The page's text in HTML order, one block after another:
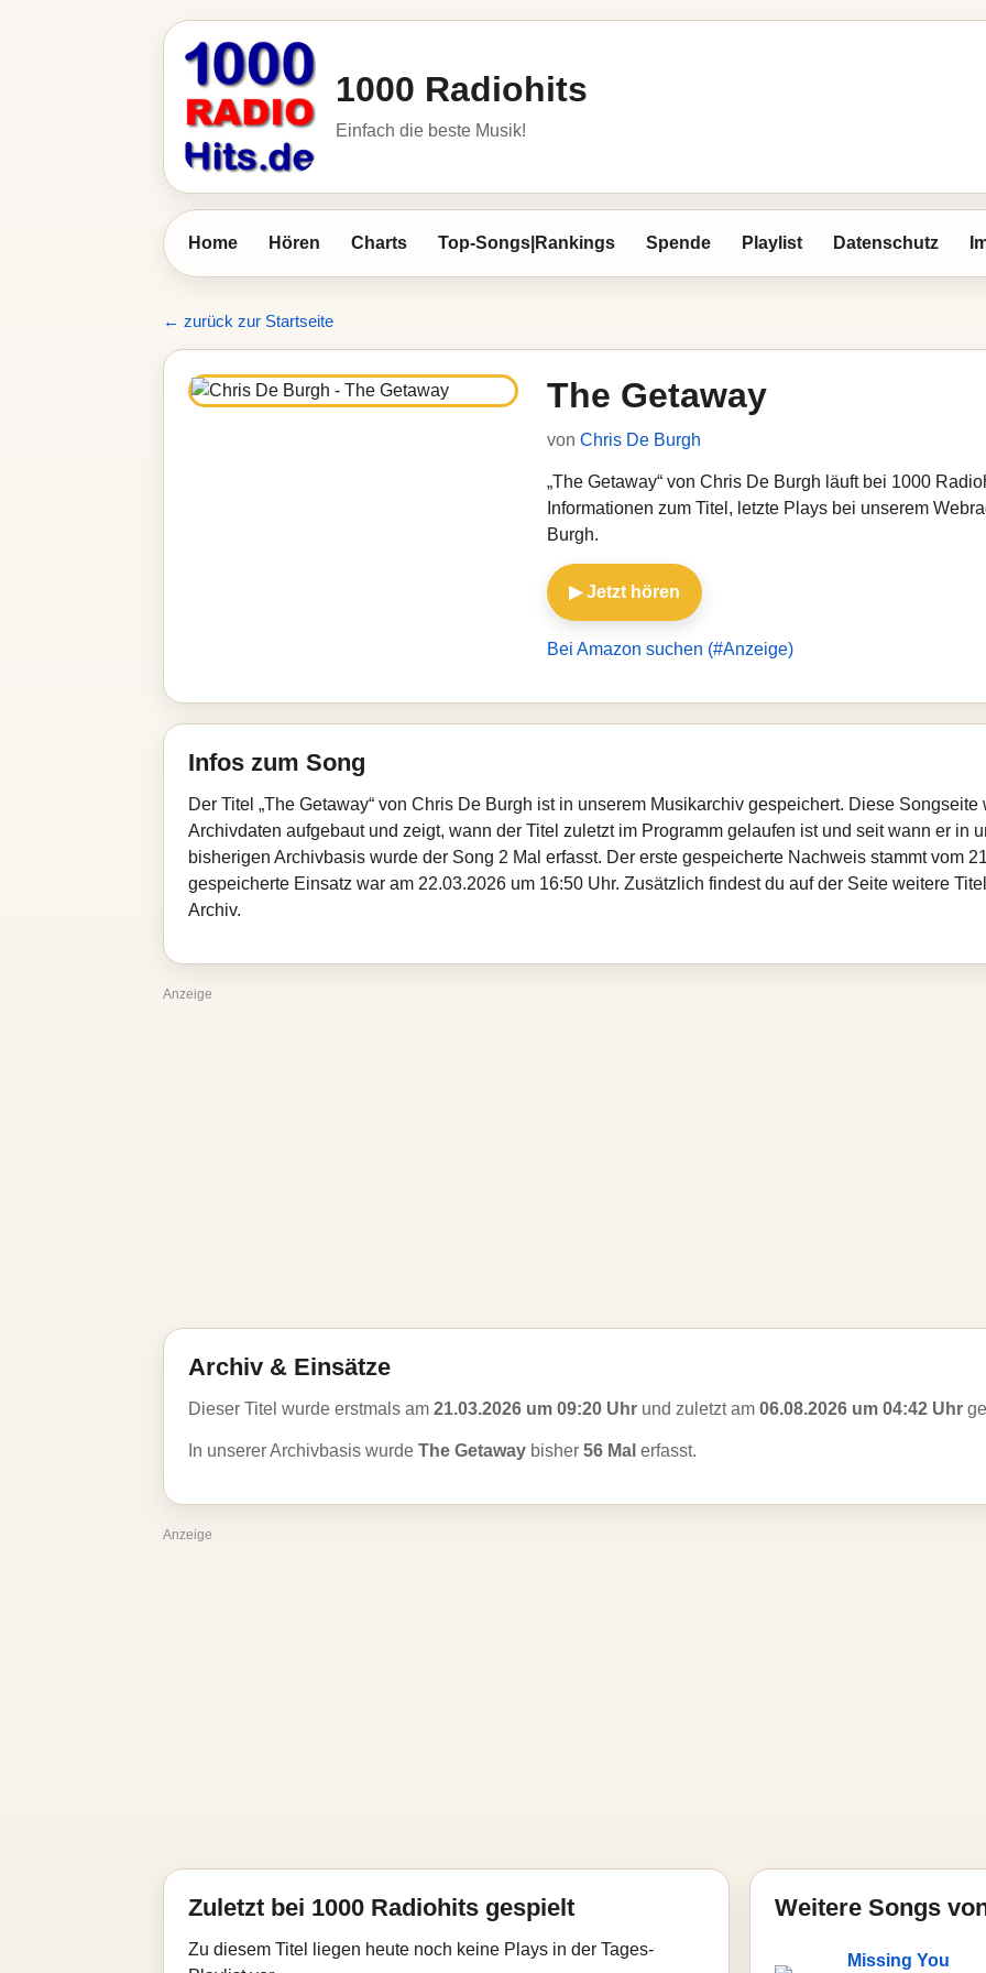
1000 Radiohits
Einfach die beste Musik!
Home Hören Charts Top-Songs|Rankings Spende Playlist Datenschutz
← zurück zur Startseite
The Getaway
von Chris De Burgh
„The Getaway“ von Chris De Burgh läuft bei 1000
Informationen zum Titel, letzte Plays bei unserem
Burgh.
▶ Jetzt hören
Bei Amazon suchen (#Anzeige)
Infos zum Song
Der Titel „The Getaway“ von Chris De Burgh ist in unserem Musikarchiv gespeichert. Diese
Archivdaten aufgebaut und zeigt, wann der Titel zuletzt im Programm gelaufen ist und seit wann er in
bisherigen Archivbasis wurde der Song 2 Mal erfasst. Der erste gespeicherte Nachweis stammt vom
gespeicherte Einsatz war am 22.03.2026 um 16:50 Uhr. Zusätzlich findest du auf der Seite weitere
Archiv.
Anzeige
Archiv & Einsätze
Dieser Titel wurde erstmals am 21.03.2026 um 09:20 Uhr und zuletzt am 06.08.2026 um 04:42 Uhr
In unserer Archivbasis wurde The Getaway bisher 56 Mal erfasst.
Anzeige
Zuletzt bei 1000 Radiohits gespielt
Zu diesem Titel liegen heute noch keine Plays in der Tages-
Weitere Songs
Missing You